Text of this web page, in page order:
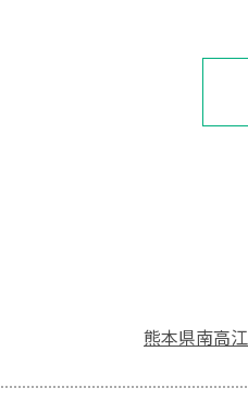
熊本県南高